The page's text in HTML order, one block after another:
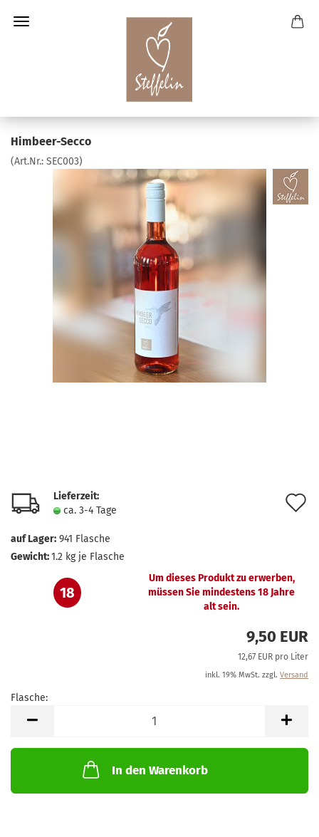
Himbeer-​Secco
(Art.Nr.: SEC003)
Lieferzeit:
ca. 3-4 Tage
auf Lager: 941 Flasche
Gewicht:1.2 kg je Flasche
18
Um dieses Produkt zu erwerben,
müssen Sie mindestens 18 Jahre
alt sein.
9,50 EUR
12,67 EUR pro Liter
inkl. 19% MwSt. zzgl. Versand
Flasche:
In den Warenkorb